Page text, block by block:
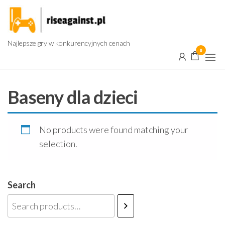
Przejdź
treści
Najlepsze gry w konkurencyjnych cenach
0
Baseny dla dzieci
No products were found matching your
selection.
Search